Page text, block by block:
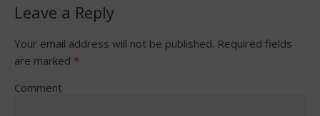
Leave a Reply
Your email address will not be published. Required fields
are marked *
Comment